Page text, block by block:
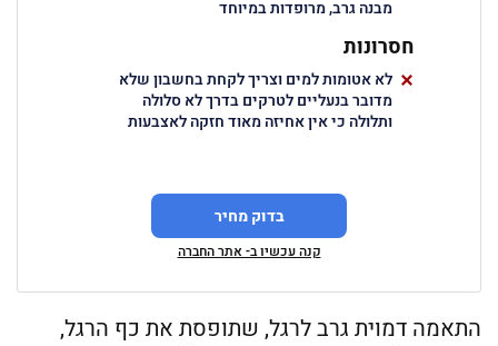
מבנה גרב, מרופדות במיוחד
חסרונות
לא אטומות למים וצריך לקחת בחשבון שלא
מדובר בנעליים לטרקים בדרך לא סלולה
ותלולה כי אין אחיזה מאוד חזקה לאצבעות
בדוק מחיר
קנה עכשיו ב- אתר החברה
התאמה דמוית גרב לרגל, שתופסת את כף הרגל,